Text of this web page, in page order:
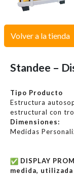
Volver a la tienda
Standee –
Tipo Producto
Estructura
estructural con
Dimensiones:
Medidas
DISPLAY
medida, utilizada